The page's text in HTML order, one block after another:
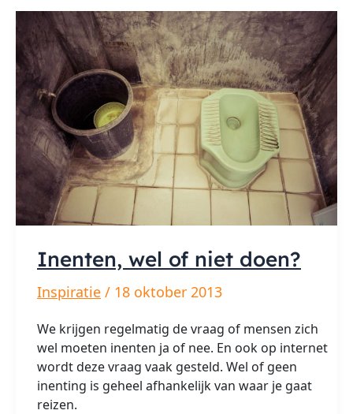
Inenten, wel of niet doen?
Inspiratie / 18 oktober 2013
We krijgen regelmatig de vraag of mensen zich
wel moeten inenten ja of nee. En ook op internet
wordt deze vraag vaak gesteld. Wel of geen
inenting is geheel afhankelijk van waar je gaat
reizen.